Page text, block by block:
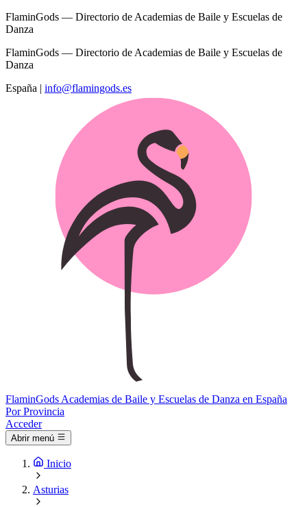
FlaminGods — Directorio de Academias de Baile y Escuelas de
Danza
FlaminGods — Directorio de Academias de Baile y Escuelas de
Danza
España | info@flamingods.es
FlaminGods Academias de Baile y Escuelas de Danza en España
Por Provincia
Acceder
Abrir menú
Inicio
Asturias